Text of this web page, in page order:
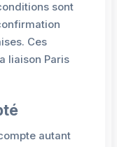
sont
Ces
liaison Paris
autant